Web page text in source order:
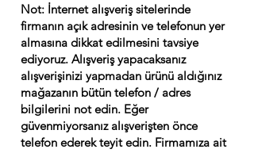
Not: İnternet alışveriş sitelerinde
firmanın açık adresinin ve telefonun yer
almasına dikkat edilmesini tavsiye
ediyoruz. Alışveriş yapacaksanız
alışverişinizi yapmadan ürünü aldığınız
mağazanın bütün telefon / adres
bilgilerini not edin. Eğer
güvenmiyorsanız alışverişten önce
telefon ederek teyit edin. Firmamıza ait